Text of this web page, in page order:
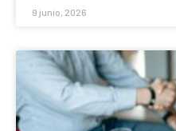
9 junio, 2026